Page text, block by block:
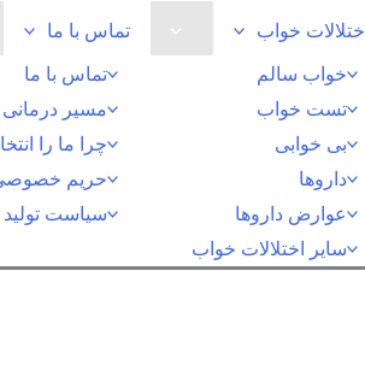
اختلالات خواب
خواب سالم
تست خواب
بی خوابی
داروها
عوارض داروها
سایر اختلالات خواب
تماس با ما
تماس با ما
مسیر
چرا ما را
حریم
سیاست تولید